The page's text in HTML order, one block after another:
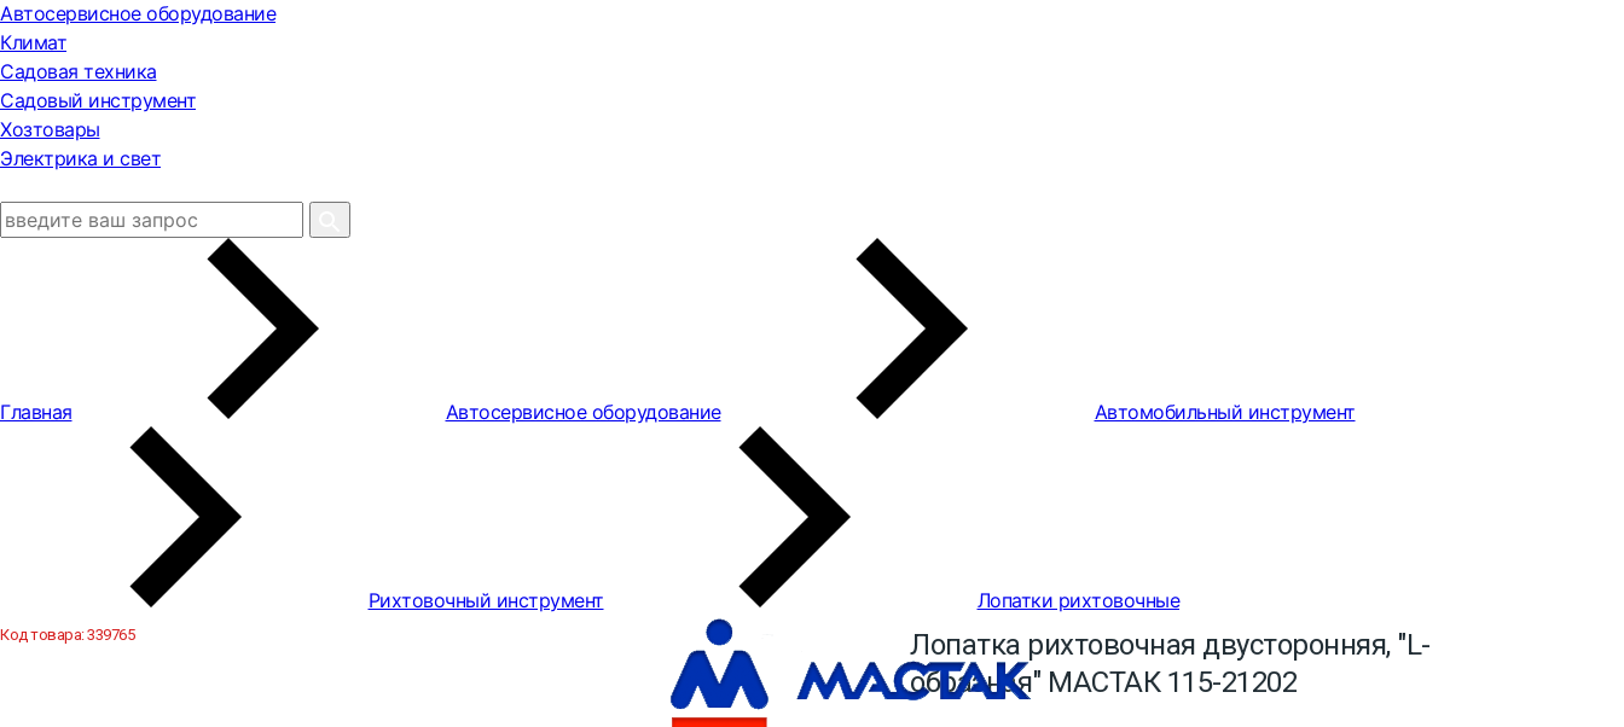
Автосервисное оборудование
Климат
Садовая техника
Садовый инструмент
Хозтовары
Электрика и свет
Главная Автосервисное оборудование Автомобильный инструмент
Рихтовочный инструмент Лопатки рихтовочные
Код товара:339765
Лопатка рихтовочная двусторонняя, "L-
образная" МАСТАК 115-21202